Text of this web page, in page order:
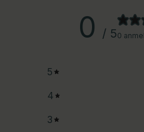
0 / 50
5
4
3